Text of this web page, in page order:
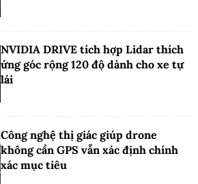
NVIDIA DRIVE tích hợp Lidar thích
ứng góc rộng 120 độ dành cho xe tự
lái
Công nghệ thị giác giúp drone
không cần GPS vẫn xác định chính
xác mục tiêu